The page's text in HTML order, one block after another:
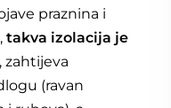
praznina i
takva izolacija je
zahtijeva
(ravan